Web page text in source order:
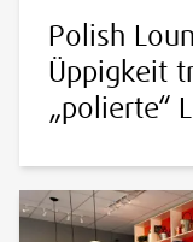
Polish
Üppigkeit
„polierte“